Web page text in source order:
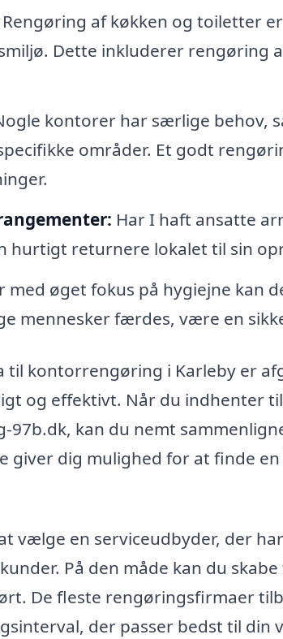
Rengøring af køkken og toiletter
Dette inkluderer rengøring
kontorer har særlige behov,
områder. Et godt
Har I haft ansatte
hurtigt returnere lokalet til sin
med øget fokus på hygiejne kan
mennesker færdes, være en
kontorrengøring i Karleby er
og effektivt. Når du indhenter
kan du nemt
giver dig mulighed for at finde
vælge en serviceudbyder, der
På den måde kan du
De fleste rengøringsfirmaer
der passer bedst til din